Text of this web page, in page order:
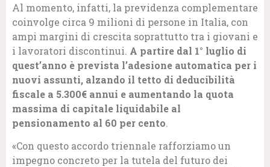
Al momento, infatti, la previdenza complementare
coinvolge circa 9 milioni di persone in Italia, con
ampi margini di crescita soprattutto tra i giovani e
i lavoratori discontinui. A partire dal 1° luglio di
quest’anno è prevista l’adesione automatica per i
nuovi assunti, alzando il tetto di deducibilità
fiscale a 5.300€ annui e aumentando la quota
massima di capitale liquidabile al
pensionamento al 60 per cento.
«Con questo accordo triennale rafforziamo un
impegno concreto per la tutela del futuro dei